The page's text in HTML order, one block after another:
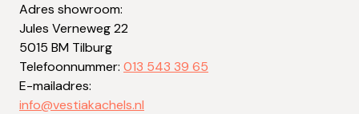
Adres showroom:
Jules Verneweg 22
5015 BM Tilburg
Telefoonnummer: 013 543 39 65
E-mailadres:
info@vestiakachels.nl